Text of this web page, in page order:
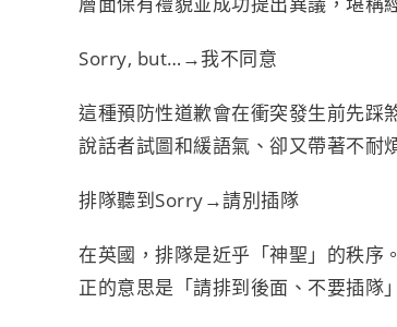
Sorry, but…→我不同意
這種預防性道歉會在衝突發生前先踩
說話者試圖和緩語氣、卻又帶著不耐
排隊聽到Sorry→請別插隊
在英國，排隊是近乎「神聖」的秩
正的意思是「請排到後面、不要插隊